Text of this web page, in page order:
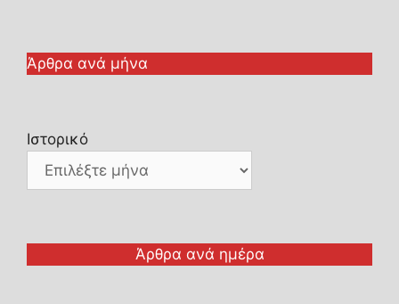
Άρθρα ανά μήνα
Ιστορικό
Άρθρα ανά ημέρα